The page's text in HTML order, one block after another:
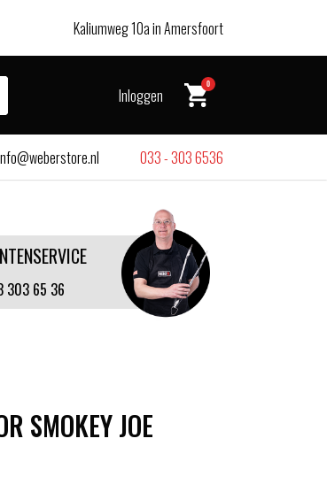
Kaliumweg 10a in Amersfoort
Inloggen
0
033 - 303 6536
303 65 36
SMOKEY JOE